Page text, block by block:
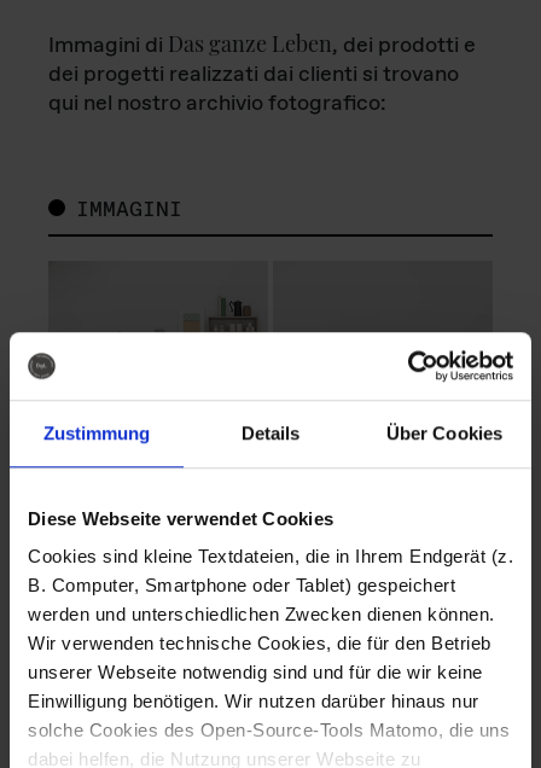
Zustimmung Details Über Cookies
Diese Webseite verwendet Cookies
Cookies sind kleine Textdateien, die in Ihrem Endgerät (z.
B. Computer, Smartphone oder Tablet) gespeichert
werden und unterschiedlichen Zwecken dienen können.
Wir verwenden technische Cookies, die für den Betrieb
unserer Webseite notwendig sind und für die wir keine
Einwilligung benötigen. Wir nutzen darüber hinaus nur
solche Cookies des Open-Source-Tools Matomo, die uns
dabei helfen, die Nutzung unserer Webseite zu
Immagini di Das ganze Leben, dei prodotti e
dei progetti realizzati dai clienti si trovano
qui nel nostro archivio fotografico:
IMMAGINI
Fotografo: Lorenz
Sternbach
Download
Fotografo: Lorenz
Sternbach
Download